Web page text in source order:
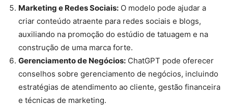
Marketing e Redes Sociais: O modelo pode ajudar a
criar conteúdo atraente para redes sociais e blogs,
auxiliando na promoção do estúdio de tatuagem e na
construção de uma marca forte.
Gerenciamento de Negócios: ChatGPT pode oferecer
conselhos sobre gerenciamento de negócios, incluindo
estratégias de atendimento ao cliente, gestão financeira
e técnicas de marketing.